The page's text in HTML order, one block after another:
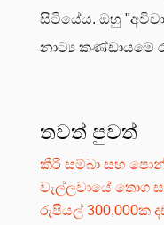
සිටියේය. ඔහු
නාට්‍ය කණ්ඩායමේ
තවත් පුවත්
කීරි සම්බා සහ
වැල්ලවායේ තොග
රුපියල් 300,000ක